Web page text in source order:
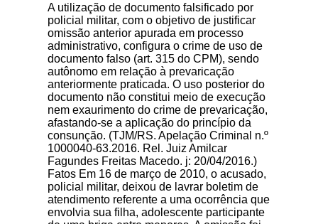
A utilização de documento falsificado por
policial militar, com o objetivo de justificar
omissão anterior apurada em processo
administrativo, configura o crime de uso de
documento falso (art. 315 do CPM), sendo
autônomo em relação à prevaricação
anteriormente praticada. O uso posterior do
documento não constitui meio de execução
nem exaurimento do crime de prevaricação,
afastando-se a aplicação do princípio da
consunção. (TJM/RS. Apelação Criminal n.º
1000040-63.2016. Rel. Juiz Amilcar
Fagundes Freitas Macedo. j: 20/04/2016.)
Fatos Em 16 de março de 2010, o acusado,
policial militar, deixou de lavrar boletim de
atendimento referente a uma ocorrência que
envolvia sua filha, adolescente participante